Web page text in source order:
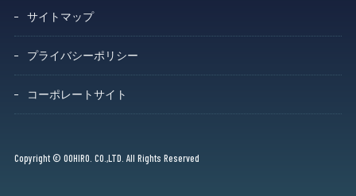
サイトマップ
プライバシーポリシー
コーポレートサイト
Copyright © OOHIRO. CO.,LTD. All Rights Reserved